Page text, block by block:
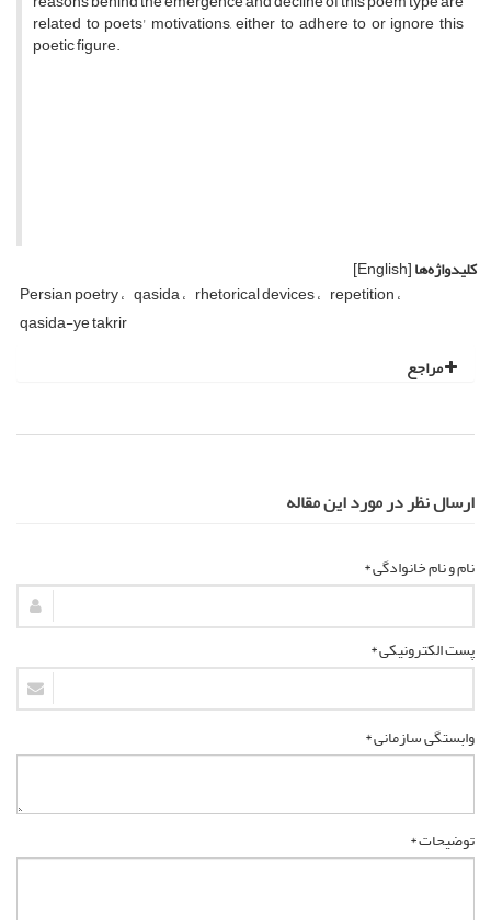
related to poets' motivations, either to adhere to or ignore this
poetic figure.
کلیدواژه‌ها[English]
Persian poetry qasida rhetorical devices repetition
qasida-ye takrir
مراجع
ارسال نظر در مورد این مقاله
نام و نام خانوادگی *
پست الکترونیکی *
وابستگی سازمانی *
توضیحات *